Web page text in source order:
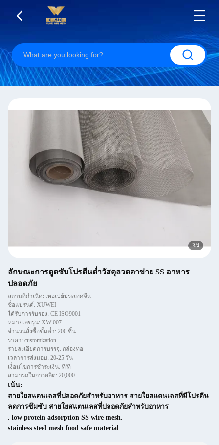
4/4
ลักษณะการดูดซับโปรตีนต่ำวัสดุลวดตาข่าย SS อาหาร
ปลอดภัย
สถานที่กำเนิด: เหอเป่ย์ประเทศจีน
ชื่อแบรนด์: XUWEI
ได้รับการรับรอง: CE ISO9001
หมายเลขรุ่น: XW-007
จำนวนสั่งซื้อขั้นต่ำ: 200 ชิ้น
ราคา: customization
รายละเอียดการบรรจุ: กล่องทอ
เวลาการส่งมอบ: 20-25 วัน
เงื่อนไขการชำระเงิน: ที/ที
สามารถในการผลิต: 20,000
เน้น:
สายใยสแตนเลสที่ปลอดภัยสําหรับอาหาร สายใยสแตนเลสที่มีโปรตีน
ลดการซึมซับ สายใยสแตนเลสที่ปลอดภัยสําหรับอาหาร
, low protein adsorption SS wire mesh,
stainless steel mesh food safe material